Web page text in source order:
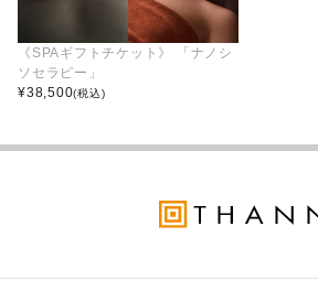
《SPAギフトチケット》 「ナノシ
ソセラピー」
¥38,500(税込)